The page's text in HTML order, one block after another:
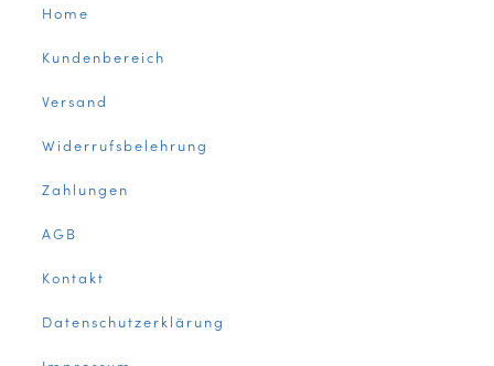
Home
Kundenbereich
Versand
Widerrufsbelehrung
Zahlungen
AGB
Kontakt
Datenschutzerklärung